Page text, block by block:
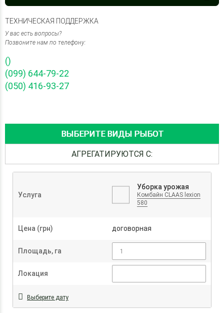
ТЕХНИЧЕСКАЯ ПОДДЕРЖКА
У вас есть вопросы?
Позвоните нам по телефону:
()
(099) 644-79-22
(050) 416-93-27
ВЫБЕРИТЕ ВИДЫ РЫБОТ
АГРЕГАТИРУЮТСЯ С:
Услуга
Уборка урожая
Комбайн CLAAS lexion
580
Цена (грн) договорная
Площадь, га
Локация
Выберите дату